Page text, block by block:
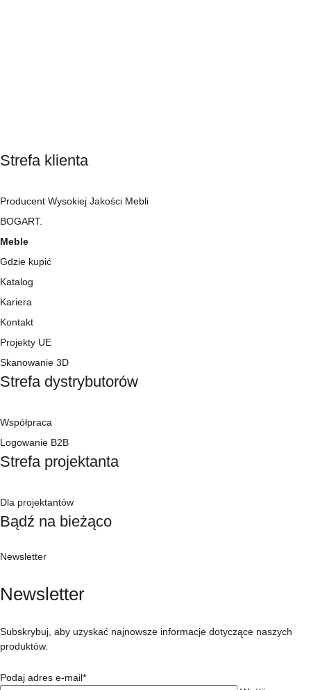
Strefa klienta
Producent Wysokiej Jakości Mebli
BOGART.
Meble
Gdzie kupić
Katalog
Kariera
Kontakt
Projekty UE
Skanowanie 3D
Strefa dystrybutorów
Współpraca
Logowanie B2B
Strefa projektanta
Dla projektantów
Bądź na bieżąco
Newsletter
Newsletter
Subskrybuj, aby uzyskać najnowsze informacje dotyczące naszych
produktów.
Podaj adres e-mail*